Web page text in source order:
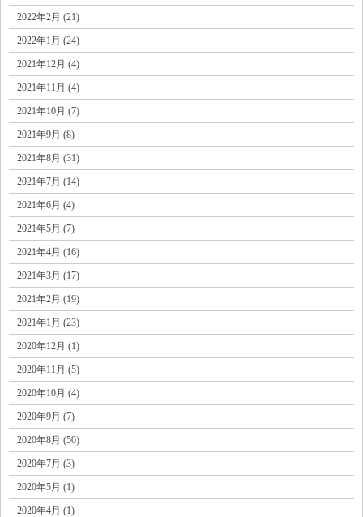
2022年2月 (21)
2022年1月 (24)
2021年12月 (4)
2021年11月 (4)
2021年10月 (7)
2021年9月 (8)
2021年8月 (31)
2021年7月 (14)
2021年6月 (4)
2021年5月 (7)
2021年4月 (16)
2021年3月 (17)
2021年2月 (19)
2021年1月 (23)
2020年12月 (1)
2020年11月 (5)
2020年10月 (4)
2020年9月 (7)
2020年8月 (50)
2020年7月 (3)
2020年5月 (1)
2020年4月 (1)